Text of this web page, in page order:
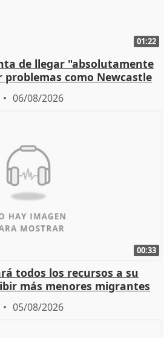
01:22
de llegar "absolutamente
como Newcastle
06/08/2026
00:33
todos los recursos a su
más menores migrantes
05/08/2026